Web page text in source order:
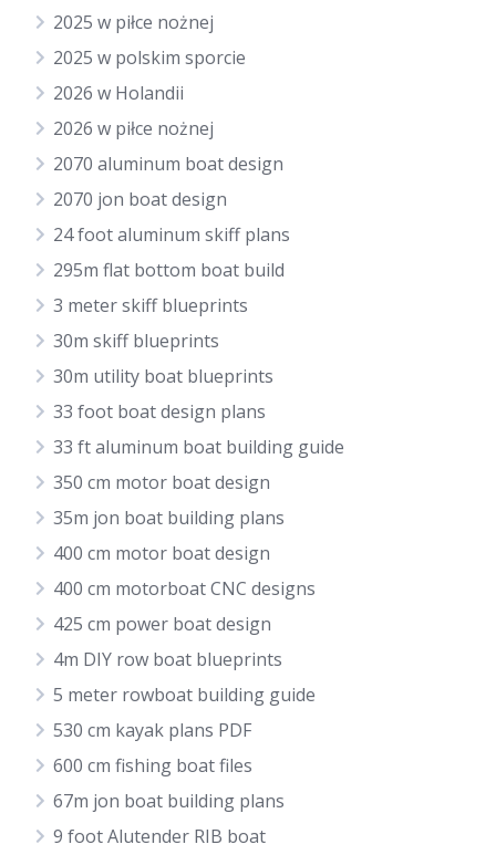
2025 w piłce nożnej
2025 w polskim sporcie
2026 w Holandii
2026 w piłce nożnej
2070 aluminum boat design
2070 jon boat design
24 foot aluminum skiff plans
295m flat bottom boat build
3 meter skiff blueprints
30m skiff blueprints
30m utility boat blueprints
33 foot boat design plans
33 ft aluminum boat building guide
350 cm motor boat design
35m jon boat building plans
400 cm motor boat design
400 cm motorboat CNC designs
425 cm power boat design
4m DIY row boat blueprints
5 meter rowboat building guide
530 cm kayak plans PDF
600 cm fishing boat files
67m jon boat building plans
9 foot Alutender RIB boat